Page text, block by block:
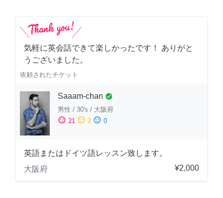
気軽に英会話できて楽しかったです！ ありがと
うございました。
依頼されたチケット
Saaam-chan check_circle
男性 / 30's / 大阪府
sentiment_satisfied 21 sentiment_neutral 2 sentiment_dissatisfied 0
英語またはドイツ語レッスン致します。
大阪府
¥2,000